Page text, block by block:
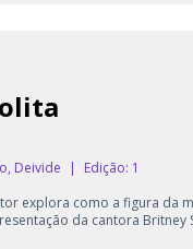
Deivide |
Edição: 1
explora como a figura da
da cantora